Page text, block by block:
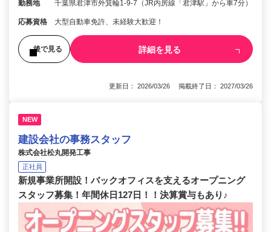
勤務地 千葉県君津市外箕輪1-9-7（JR内房線「君津駅」から車7分）
応募資格 大型自動車免許、未経験大歓迎！
後で見る 詳細を見る
更新日： 2026/03/26 掲載終了日： 2027/03/26
NEW
建設会社の事務スタッフ
株式会社松丸開発工事
正社員
新規事業所開設！バックオフィスを支えるオープニング
スタッフ募集！年間休日127日！！決算賞与もあり♪